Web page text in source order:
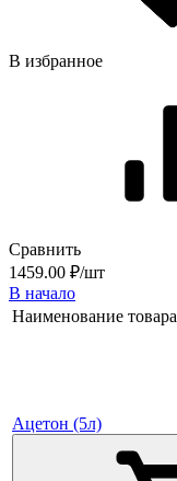
В избранное
Сравнить
1459.00 ₽/шт
В начало
Наименование товара
Ацетон (5л)